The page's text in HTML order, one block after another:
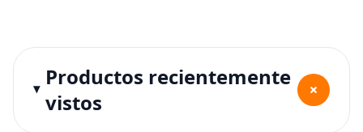
Productos recientemente
vistos
+